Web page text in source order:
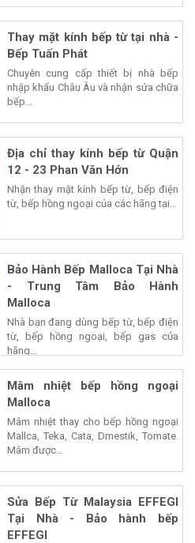
Thay mặt kính bếp từ tại nhà -
Bếp Tuấn Phát
Chuyên cung cấp thiết bị nhà bếp
nhập khẩu Châu Âu và nhận sửa chữa
bếp...
Địa chỉ thay kính bếp từ Quận
12 - 23 Phan Văn Hớn
Nhận thay mặt kính bếp từ, bếp điện
từ, bếp hồng ngoại của các hãng tại...
Bảo Hành Bếp Malloca Tại Nhà
- Trung Tâm Bảo Hành
Malloca
Nhà bạn đang dùng bếp từ, bếp điện
từ, bếp hồng ngoại, bếp gas của
hãng...
Mâm nhiệt bếp hồng ngoại
Malloca
Mâm nhiệt thay cho bếp hồng ngoại
Mallca, Teka, Cata, Dmestik, Tomate.
Mâm được...
Sửa Bếp Từ Malaysia EFFEGI
Tại Nhà - Bảo hành bếp
EFFEGI